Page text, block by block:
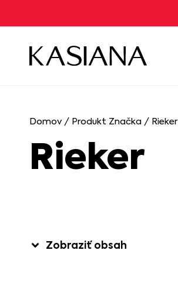
Domov / Produkt Značka / Rieker
Rieker
Zobraziť obsah